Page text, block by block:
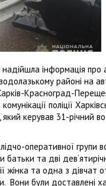
інформація про
районі на
Красноград-
поліції
керував 31-річний
оперативної групи
батьки та дві
жінка та одна з дівчат
Вони були доставлені